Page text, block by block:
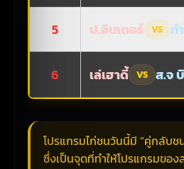
5 ป.อินเตอร์ VS ก
6 เล่เฮาดี้ VS ส.จ
โปรแกรมไก่ชนวันนี้มี “คู่กลับช
ซึ่งเป็นจุดที่ทำให้โปรแกรมขอ